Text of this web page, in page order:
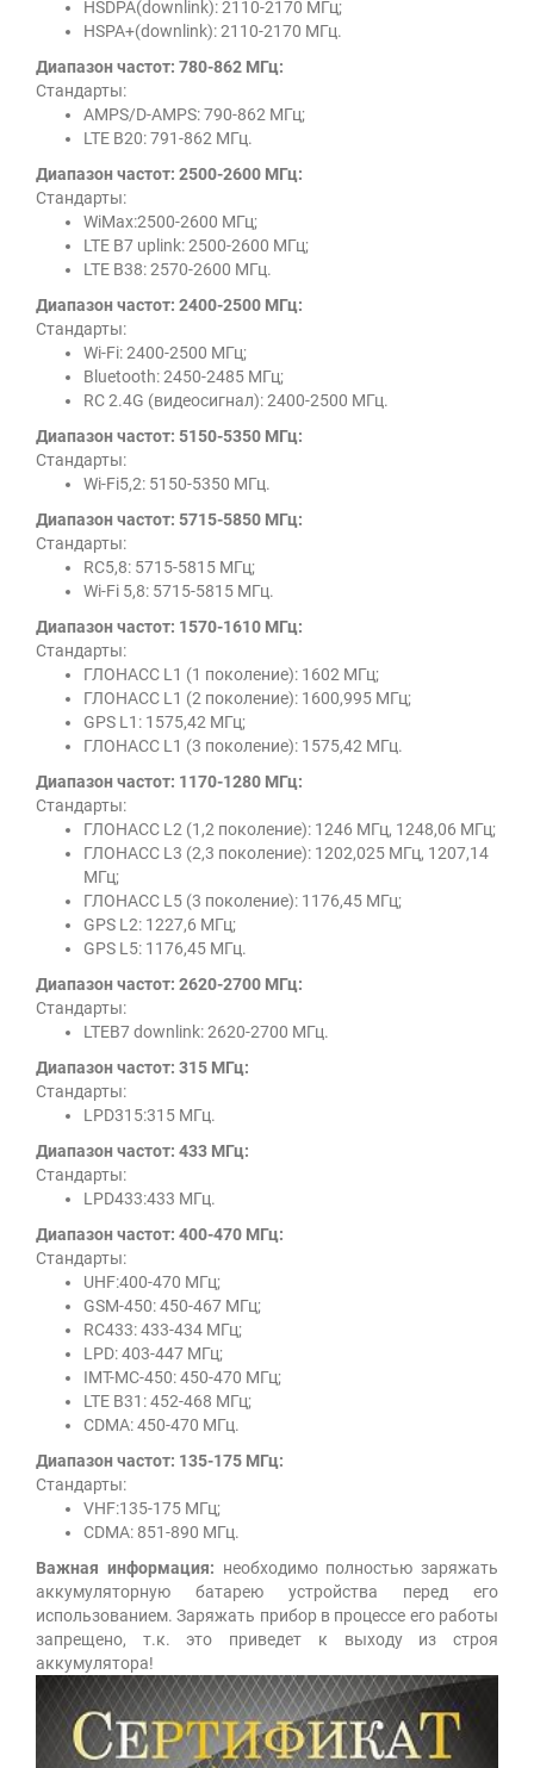
HSDPA(downlink): 2110-2170 МГц;
HSPA+(downlink): 2110-2170 МГц.
Диапазон частот: 780-862 МГц:
Стандарты:
AMPS/D-AMPS: 790-862 МГц;
LTE B20: 791-862 МГц.
Диапазон частот: 2500-2600 МГц:
Стандарты:
WiMax:2500-2600 МГц;
LTE B7 uplink: 2500-2600 МГц;
LTE B38: 2570-2600 МГц.
Диапазон частот: 2400-2500 МГц:
Стандарты:
Wi-Fi: 2400-2500 МГц;
Bluetooth: 2450-2485 МГц;
RC 2.4G (видеосигнал): 2400-2500 МГц.
Диапазон частот: 5150-5350 МГц:
Стандарты:
Wi-Fi5,2: 5150-5350 МГц.
Диапазон частот: 5715-5850 МГц:
Стандарты:
RC5,8: 5715-5815 МГц;
Wi-Fi 5,8: 5715-5815 МГц.
Диапазон частот: 1570-1610 МГц:
Стандарты:
ГЛОНАСС L1 (1 поколение): 1602 МГц;
ГЛОНАСС L1 (2 поколение): 1600,995 МГц;
GPS L1: 1575,42 МГц;
ГЛОНАСС L1 (3 поколение): 1575,42 МГц.
Диапазон частот: 1170-1280 МГц:
Стандарты:
ГЛОНАСС L2 (1,2 поколение): 1246 МГц, 1248,06 МГц;
ГЛОНАСС L3 (2,3 поколение): 1202,025 МГц, 1207,14
МГц;
ГЛОНАСС L5 (3 поколение): 1176,45 МГц;
GPS L2: 1227,6 МГц;
GPS L5: 1176,45 МГц.
Диапазон частот: 2620-2700 МГц:
Стандарты:
LTEB7 downlink: 2620-2700 МГц.
Диапазон частот: 315 МГц:
Стандарты:
LPD315:315 МГц.
Диапазон частот: 433 МГц:
Стандарты:
LPD433:433 МГц.
Диапазон частот: 400-470 МГц:
Стандарты:
UHF:400-470 МГц;
GSM-450: 450-467 МГц;
RC433: 433-434 МГц;
LPD: 403-447 МГц;
IMT-MC-450: 450-470 МГц;
LTE B31: 452-468 МГц;
CDMA: 450-470 МГц.
Диапазон частот: 135-175 МГц:
Стандарты:
VHF:135-175 МГц;
CDMA: 851-890 МГц.
Важная информация: необходимо полностью заряжать
аккумуляторную батарею устройства перед его
использованием. Заряжать прибор в процессе его работы
запрещено, т.к. это приведет к выходу из строя
аккумулятора!